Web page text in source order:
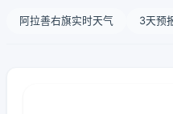
阿拉善右旗实时天气 3天预